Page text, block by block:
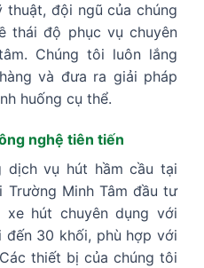
đội ngũ của chúng
thái độ phục vụ chuyên
Chúng tôi luôn lắng
và đưa ra giải pháp
huống cụ thể.
nghệ tiên tiến
vụ hút hầm cầu tại
Trường Minh Tâm đầu tư
xe hút chuyên dụng với
30 khối, phù hợp với
thiết bị của chúng tôi